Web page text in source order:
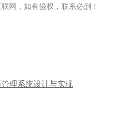
网，如有侵权，联系必删！
理系统设计与实现